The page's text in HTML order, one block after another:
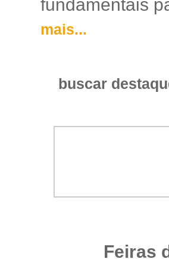
fundamentais
mais...
buscar
Feiras